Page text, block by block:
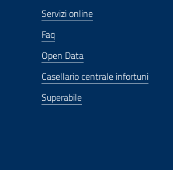
Servizi online
Faq
Open Data
Casellario centrale infortuni
Superabile